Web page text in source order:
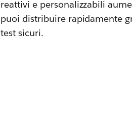
reattivi e personalizzabili
puoi distribuire rapidamente
test sicuri.